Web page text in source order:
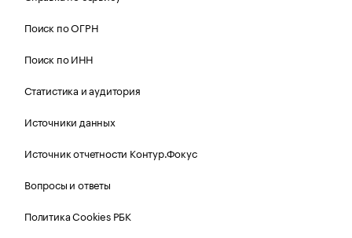
Поиск по ОГРН
Поиск по ИНН
Статистика и аудитория
Источники данных
Источник отчетности Контур.Фокус
Вопросы и ответы
Политика Cookies РБК